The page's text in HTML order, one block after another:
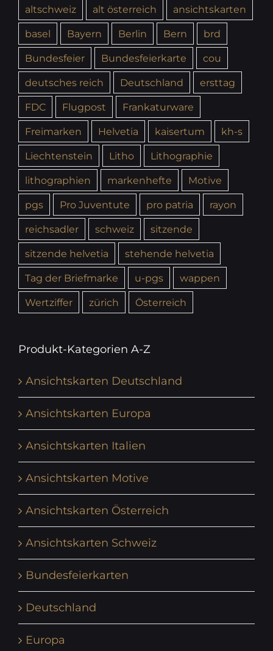
altschweiz alt österreich
ansichtskarten
basel
Bayern Berlin Bern
brd
Bundesfeier
Bundesfeierkarte
cou
deutsches reich
Deutschland
ersttag
FDC
Flugpost
Frankaturware
Freimarken
Helvetia kaisertum
kh-s
Liechtenstein
Litho
Lithographie
lithographien
markenhefte
Motive
pgs
Pro Juventute pro patria
rayon
reichsadler
schweiz
sitzende
sitzende helvetia
stehende helvetia
Tag der Briefmarke
u-pgs
wappen
Wertziffer
zürich Österreich
Produkt-Kategorien A-Z
Ansichtskarten Deutschland
Ansichtskarten Europa
Ansichtskarten Italien
Ansichtskarten Motive
Ansichtskarten Österreich
Ansichtskarten Schweiz
Bundesfeierkarten
Deutschland
Europa